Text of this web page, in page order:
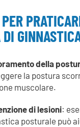
della
la postura
muscolare.
di lesioni:
posturale può